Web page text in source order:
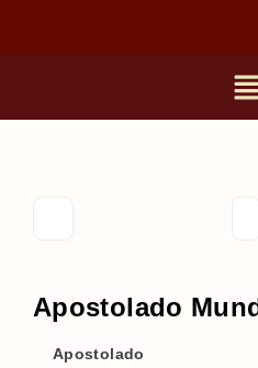
Apostolado
Apostolado